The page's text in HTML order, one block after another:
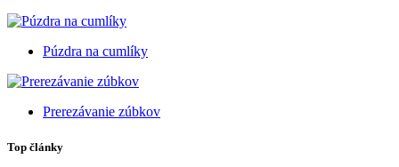
Púzdra na cumlíky
Prerezávanie zúbkov
Top články